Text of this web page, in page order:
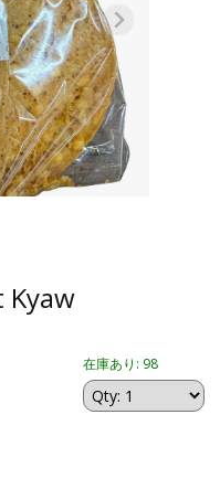
Kyaw
在庫あり: 98